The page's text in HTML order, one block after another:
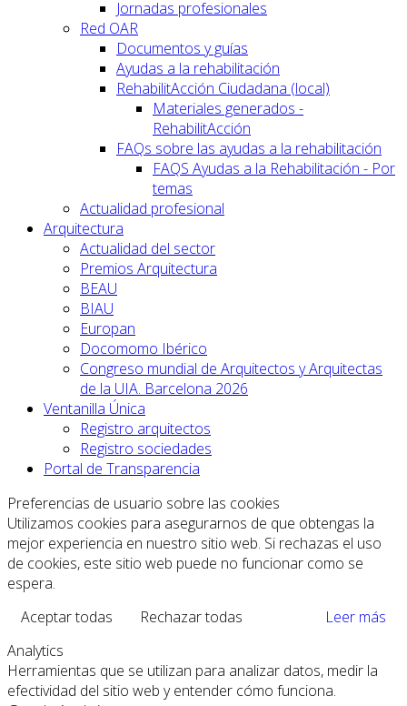
Jornadas profesionales
Red OAR
Documentos y guías
Ayudas a la rehabilitación
RehabilitAcción Ciudadana (local)
Materiales generados -
RehabilitAcción
FAQs sobre las ayudas a la rehabilitación
FAQS Ayudas a la Rehabilitación - Por
temas
Actualidad profesional
Arquitectura
Actualidad del sector
Premios Arquitectura
BEAU
BIAU
Europan
Docomomo Ibérico
Congreso mundial de Arquitectos y Arquitectas
de la UIA. Barcelona 2026
Ventanilla Única
Registro arquitectos
Registro sociedades
Portal de Transparencia
Preferencias de usuario sobre las cookies
Utilizamos cookies para asegurarnos de que obtengas la
mejor experiencia en nuestro sitio web. Si rechazas el uso
de cookies, este sitio web puede no funcionar como se
espera.
Aceptar todas
Rechazar todas
Leer más
Analytics
Herramientas que se utilizan para analizar datos, medir la
efectividad del sitio web y entender cómo funciona.